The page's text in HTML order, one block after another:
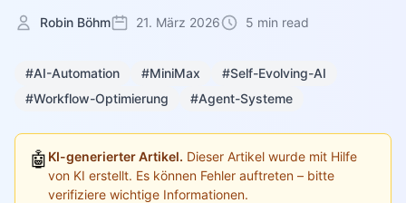
Robin Böhm 21. März 2026 5 min read
#AI-Automation #MiniMax
#Self-Evolving-AI
#Workflow-Optimierung
#Agent-Systeme
🤖 KI-generierter Artikel. Dieser Artikel wurde mit Hilfe
von KI erstellt. Es können Fehler auftreten – bitte
verifiziere wichtige Informationen.